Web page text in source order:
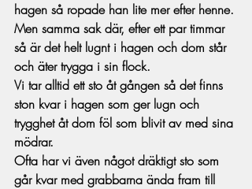
hagen så ropade han lite mer efter henne.
Men samma sak där, efter ett par timmar
så är det helt lugnt i hagen och dom står
och äter trygga i sin flock.
Vi tar alltid ett sto åt gången så det finns
ston kvar i hagen som ger lugn och
trygghet åt dom föl som blivit av med sina
mödrar.
Ofta har vi även något dräktigt sto som
går kvar med grabbarna ända fram till